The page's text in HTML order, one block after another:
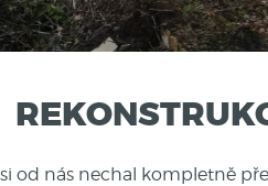
od nás nechal kompletně